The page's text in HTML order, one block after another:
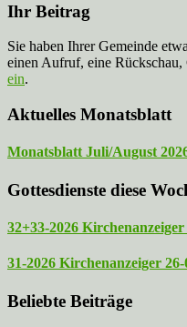
Ihr Beitrag
Sie haben Ihrer Gemeinde
einen Aufruf, eine Rückschau,
ein.
Aktuelles Monatsblatt
Monatsblatt Juli/August
Gottesdienste diese
32+33-2026
31-2026 Kirchenanzeiger 26-
Beliebte Beiträge